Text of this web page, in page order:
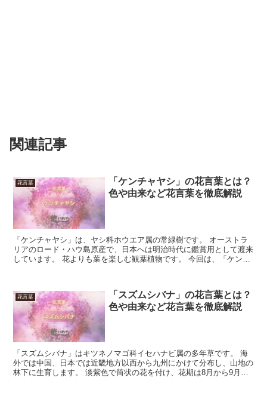
関連記事
花言葉
「ケンチャヤシ」の花言葉とは？
色や由来など花言葉を徹底解説
「ケンチャヤシ」は、ヤシ科ホウエア属の常緑樹です。 オーストラ
リアのロード・ハウ島原産で、日本へは明治時代に鑑賞用として渡来
しています。 花よりも葉を楽しむ観葉植物です。 今回は、「ケンチ
花言葉
「スズムシバナ」の花言葉とは？
色や由来など花言葉を徹底解説
「スズムシバナ」はキツネノマゴ科イセハナビ属の多年草です。 海
外では中国、日本では近畿地方以西から九州にかけて分布し、山地の
林下に生育します。 淡紫色で筒状の花を付け、花期は8月から9月で